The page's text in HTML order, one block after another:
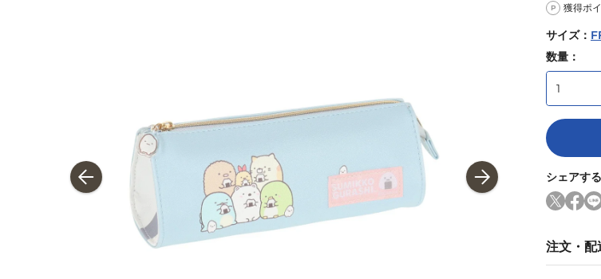
P 獲得ポ
サイズ：
数量：
シェアする
注文・配